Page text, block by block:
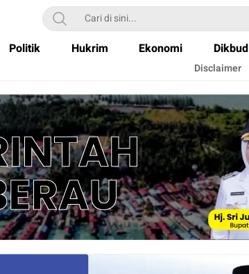
Politik Hukrim Ekonomi Dikbud
Disclaimer